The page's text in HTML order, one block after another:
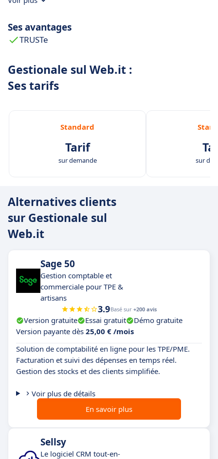
Ses avantages
TRUSTe
Gestionale sul Web.it :
Ses tarifs
Standard
Tarif
sur demande sur
Alternatives clients
sur Gestionale sul
Web.it
Sage 50
Gestion comptable et
commerciale pour TPE &
artisans
3.9Basé sur +200 avis
Version gratuite Essai gratuit
Démo gratuite
Version payante dès 25,00 € /mois
Solution de comptabilité en ligne pour les TPE/PME.
Facturation et suivi des dépenses en temps réel.
Gestion des stocks et des clients simplifiée.
Voir plus de détails
En savoir plus
Sellsy
Le logiciel CRM tout-en-